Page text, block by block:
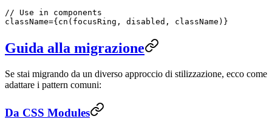
// Use in components
className={ cn ( focusRing , disabled , className )}
Guida alla migrazione
Se stai migrando da un diverso approccio di stilizzazione, ecco come
adattare i pattern comuni:
Da CSS Modules